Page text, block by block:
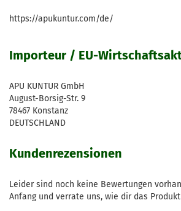
https://apukuntur.com/de/
Importeur / EU-
APU KUNTUR GmbH
August-Borsig-Str. 9
78467 Konstanz
DEUTSCHLAND
Kundenrezensionen
Leider sind noch keine Bewertungen
Anfang und verrate uns, wie dir das